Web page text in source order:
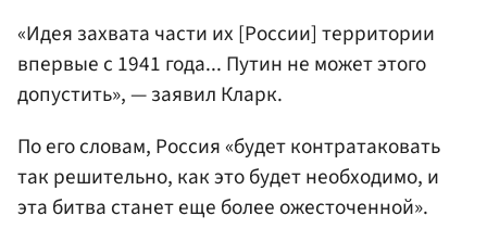
«Идея захвата части их [России] территории
впервые с 1941 года... Путин не может этого
допустить», — заявил Кларк.
По его словам, Россия «будет контратаковать
так решительно, как это будет необходимо, и
эта битва станет еще более ожесточенной».